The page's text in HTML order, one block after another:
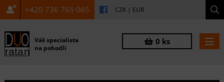
+420 736 765 065 CZK | EUR
Váš specialista
na pohodlí
0 ks